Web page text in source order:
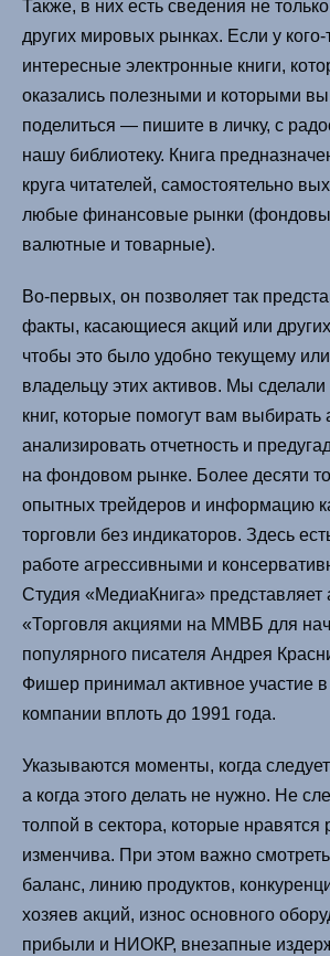
Также, в них есть сведения не
других мировых рынках. Если у кого-
интересные электронные книги,
оказались полезными и которыми вы
поделиться — пишите в личку, с
нашу библиотеку. Книга
круга читателей, самостоятельно
любые финансовые рынки
валютные и товарные).
Во-первых, он позволяет так
факты, касающиеся акций или
чтобы это было удобно текущему
владельцу этих активов. Мы сделали
книг, которые помогут вам выбирать
анализировать отчетность и
на фондовом рынке. Более десяти
опытных трейдеров и информацию
торговли без индикаторов. Здесь
работе агрессивными и
Студия «МедиаКнига» представляет
«Торговля акциями на ММВБ для
популярного писателя Андрея
Фишер принимал активное участие в
компании вплоть до 1991 года.
Указываются моменты, когда
а когда этого делать не нужно. Не
толпой в сектора, которые нравятся
изменчива. При этом важно
баланс, линию продуктов,
хозяев акций, износ основного
прибыли и НИОКР, внезапные